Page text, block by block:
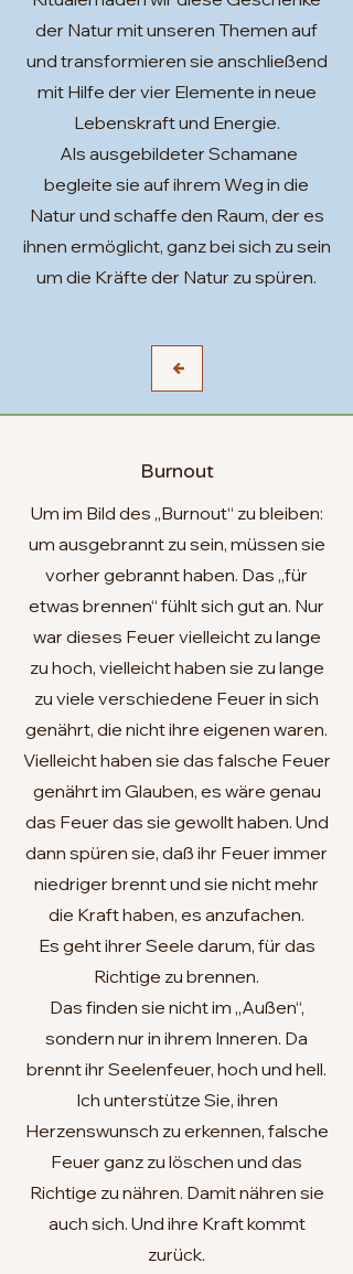
der Natur mit unseren Themen auf
und transformieren sie anschließend
mit Hilfe der vier Elemente in neue
Lebenskraft und Energie.
Als ausgebildeter Schamane
begleite sie auf ihrem Weg in die
Natur und schaffe den Raum, der es
ihnen ermöglicht, ganz bei sich zu sein
um die Kräfte der Natur zu spüren.
Burnout
Um im Bild des „Burnout“ zu bleiben:
um ausgebrannt zu sein, müssen sie
vorher gebrannt haben. Das „für
etwas brennen“ fühlt sich gut an. Nur
war dieses Feuer vielleicht zu lange
zu hoch, vielleicht haben sie zu lange
zu viele verschiedene Feuer in sich
genährt, die nicht ihre eigenen waren.
Vielleicht haben sie das falsche Feuer
genährt im Glauben, es wäre genau
das Feuer das sie gewollt haben. Und
dann spüren sie, daß ihr Feuer immer
niedriger brennt und sie nicht mehr
die Kraft haben, es anzufachen.
Es geht ihrer Seele darum, für das
Richtige zu brennen.
Das finden sie nicht im „Außen“,
sondern nur in ihrem Inneren. Da
brennt ihr Seelenfeuer, hoch und hell.
Ich unterstütze Sie, ihren
Herzenswunsch zu erkennen, falsche
Feuer ganz zu löschen und das
Richtige zu nähren. Damit nähren sie
auch sich. Und ihre Kraft kommt
zurück.